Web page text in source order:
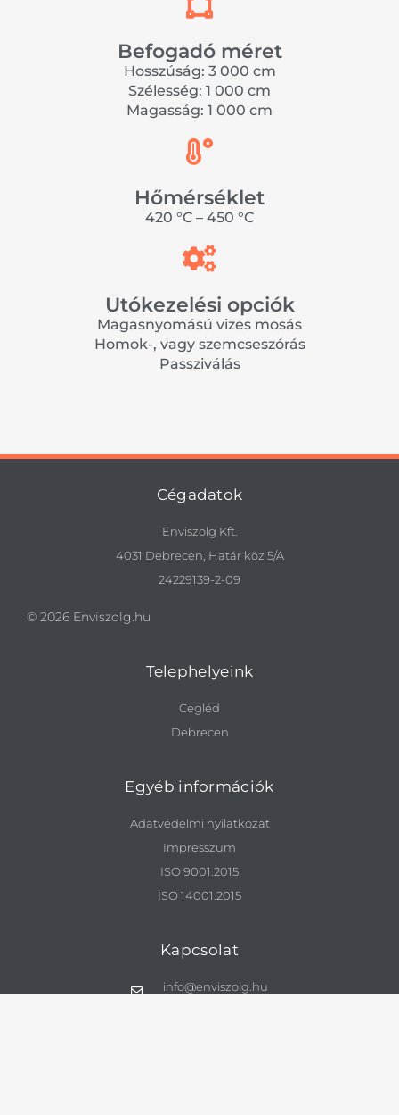
Befogadó méret
Hosszúság: 3 000 cm
Szélesség: 1 000 cm
Magasság: 1 000 cm
Hőmérséklet
420 °C – 450 °C
Utókezelési opciók
Magasnyomású vizes mosás
Homok-, vagy szemcseszórás
Passziválás
Cégadatok
Enviszolg Kft.
4031 Debrecen, Határ köz 5/A
24229139-2-09
© 2026 Enviszolg.hu
Telephelyeink
Cegléd
Debrecen
Egyéb információk
Adatvédelmi nyilatkozat
Impresszum
ISO 9001:2015
ISO 14001:2015
Kapcsolat
info@enviszolg.hu